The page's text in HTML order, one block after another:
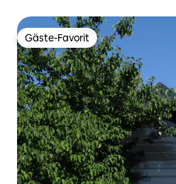
Gäste-Favorit
Gäste-Favorit